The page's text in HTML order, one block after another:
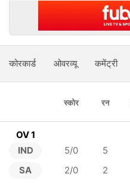
स्कोरकार्ड ओवरव्यू कमेंट्री
स्कोर रन
OV 1
IND
SA
5/0 5
2/0
2